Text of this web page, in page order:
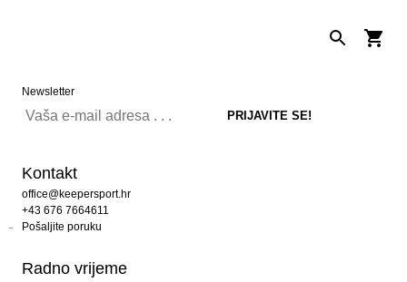
Newsletter
Kontakt
office@keepersport.hr
+43 676 7664611
Pošaljite poruku
Radno vrijeme